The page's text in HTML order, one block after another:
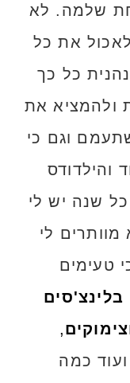
שלמה. לא
את כל
כל כך
ולהמציא את
וגם כי
והילדודס
שנה יש לי
לי
טעימים
בלינצ'סים
,
ועוד כמה